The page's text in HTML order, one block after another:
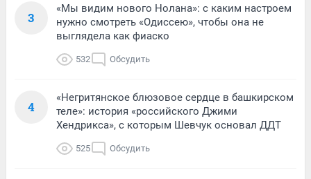
3
«Мы видим нового Нолана»: с каким настроем
нужно смотреть «Одиссею», чтобы она не
выглядела как фиаско
532 Обсудить
4
«Негритянское блюзовое сердце в башкирском
теле»: история «российского Джими
Хендрикса», с которым Шевчук основал ДДТ
525 Обсудить